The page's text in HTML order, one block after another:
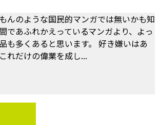
んのような国民的マンガでは無いかも知
であふれかえっているマンガより、よっ
も多くあると思います。 好き嫌いはあ
れだけの偉業を成し...